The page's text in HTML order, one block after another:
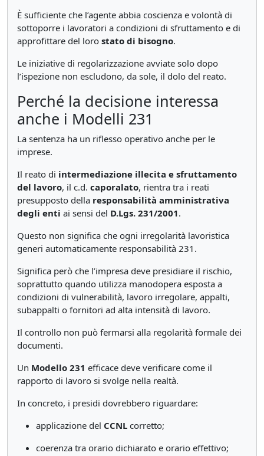
È sufficiente che l’agente abbia coscienza e volontà di
sottoporre i lavoratori a condizioni di sfruttamento e di
approfittare del loro stato di bisogno.
Le iniziative di regolarizzazione avviate solo dopo
l’ispezione non escludono, da sole, il dolo del reato.
Perché la decisione interessa
anche i Modelli 231
La sentenza ha un riflesso operativo anche per le
imprese.
Il reato di intermediazione illecita e sfruttamento
del lavoro, il c.d. caporalato, rientra tra i reati
presupposto della responsabilità amministrativa
degli enti ai sensi del D.Lgs. 231/2001.
Questo non significa che ogni irregolarità lavoristica
generi automaticamente responsabilità 231.
Significa però che l’impresa deve presidiare il rischio,
soprattutto quando utilizza manodopera esposta a
condizioni di vulnerabilità, lavoro irregolare, appalti,
subappalti o fornitori ad alta intensità di lavoro.
Il controllo non può fermarsi alla regolarità formale dei
documenti.
Un Modello 231 efficace deve verificare come il
rapporto di lavoro si svolge nella realtà.
In concreto, i presidi dovrebbero riguardare:
applicazione del CCNL corretto;
coerenza tra orario dichiarato e orario effettivo;